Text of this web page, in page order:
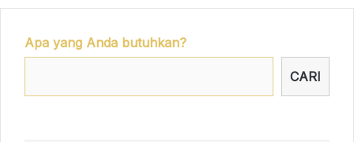
Apa yang Anda butuhkan?
CARI